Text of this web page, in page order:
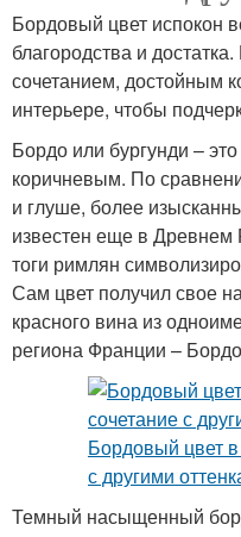
Бордовый цвет испокон
благородства и
сочетанием, достойным
интерьере, чтобы
Бордо или бургунди –
коричневым. По
и глуше, более
известен еще в
тоги римлян
Сам цвет получил свое
красного вина из
региона Франции –
Темный насыщенный